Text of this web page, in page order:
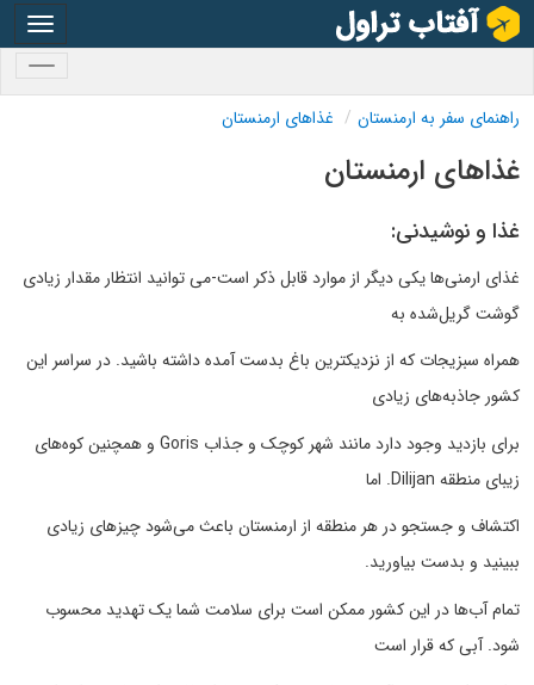
راهنمای سفر به ارمنستان غذاهای ارمنستان
غذاهای ارمنستان
غذا و نوشیدنی:
غذای ارمنی‌ها یکی دیگر از موارد قابل ذکر است-می توانید انتظار مقدار زیادی
گوشت گریل‌شده به
همراه سبزیجات که از نزدیکترین باغ بدست آمده داشته باشید. در سراسر این
کشور جاذبه‌های زیادی
برای بازدید وجود دارد مانند شهر کوچک و جذاب Goris و همچنین کوه‌های
زیبای منطقه Dilijan. اما
اکتشاف و جستجو در هر منطقه از ارمنستان باعث می‌شود چیزهای زیادی
ببینید و بدست بیاورید.
تمام آب‌ها در این کشور ممکن است برای سلامت شما یک تهدید محسوب
شود. آبی که قرار است